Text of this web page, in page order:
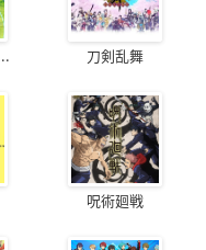
刀剣乱舞
呪術廻戦